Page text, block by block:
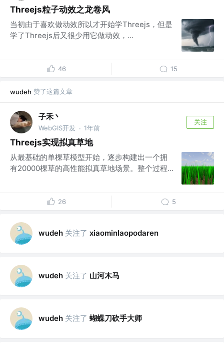
Threejs粒子动效之龙卷风
当初由于喜欢做动效所以才开始学Threejs，但是
学了Threejs后又很少用它做动效，...
46 15
wudeh 赞了这篇文章
子禾丶
WebGIS开发 · 1年前
关注
Threejs实现拟真草地
从最基础的单棵草模型开始，逐步构建出一个拥
有20000棵草的高性能拟真草地场景。整个过程...
26 5
wudeh 关注了 xiaominlaopodaren
wudeh 关注了 山河木马
wudeh 关注了 蝴蝶刀砍手大师